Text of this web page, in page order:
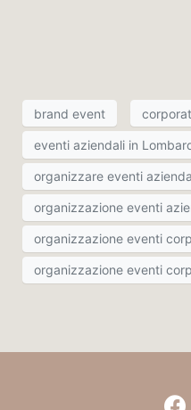
brand event
eventi aziendali in
organizzare eventi
organizzazione eventi
organizzazione eventi
organizzazione eventi